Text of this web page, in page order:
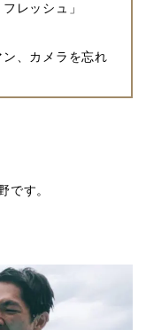
レッシュ」
、カメラを忘れ
す。